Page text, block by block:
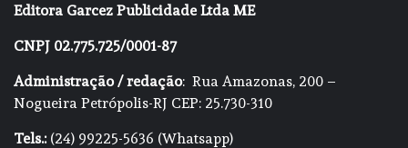
Editora Garcez Publicidade Ltda ME
CNPJ 02.775.725/0001-87
Administração / redação: Rua Amazonas, 200 –
Nogueira Petrópolis-RJ CEP: 25.730-310
Tels.:(24) 99225-5636 (Whatsapp)